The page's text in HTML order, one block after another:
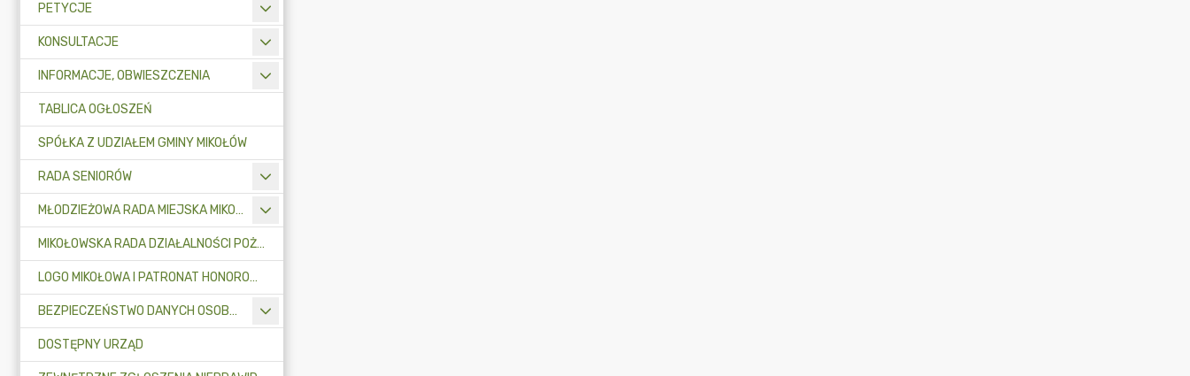
PETYCJE
KONSULTACJE
INFORMACJE, OBWIESZCZENIA
TABLICA OGŁOSZEŃ
SPÓŁKA Z UDZIAŁEM GMINY MIKOŁÓW
RADA SENIORÓW
MŁODZIEŻOWA RADA MIEJSKA MIKOŁOWA
MIKOŁOWSKA RADA DZIAŁALNOŚCI POŻYTKU PUBLICZNEGO
LOGO MIKOŁOWA I PATRONAT HONOROWY BURMISTRZA MIKOŁOWA
BEZPIECZEŃSTWO DANYCH OSOBOWYCH
DOSTĘPNY URZĄD